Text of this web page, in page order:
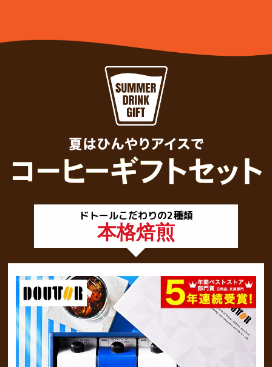
ドトールこだわりの2種類
本格焙煎